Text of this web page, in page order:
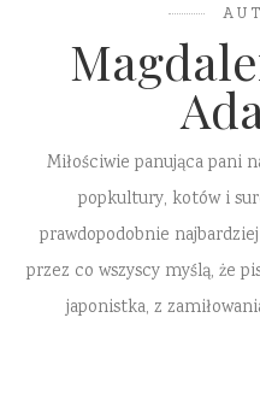
Miłościwie panująca pani
popkultury, kotów i
prawdopodobnie
przez co wszyscy myślą, że
japonistka, z